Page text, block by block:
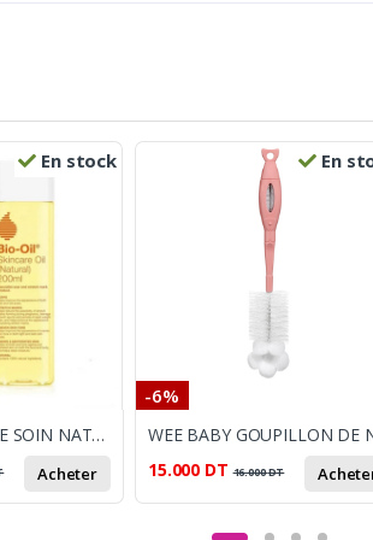
En stock
BIO OIL HUILE DE SOIN NATURELLE 200ML
Acheter
En
-6%
15.000 DT 16.000DT